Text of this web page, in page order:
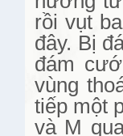
rồi vụt
đây. Bị
đám
vùng
tiếp một
và M